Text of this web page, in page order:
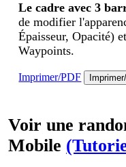
Le cadre avec 3
de modifier
Épaisseur, Opacité)
Waypoints.
Imprimer/PDF
Voir une
Mobile